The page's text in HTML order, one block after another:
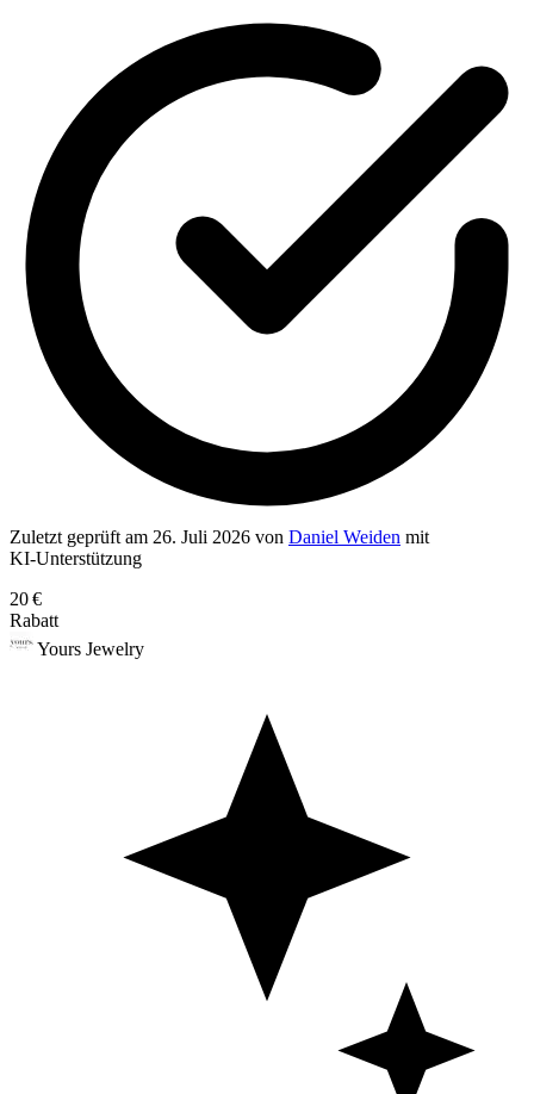
Zuletzt geprüft am 26. Juli 2026 von Daniel Weiden mit
KI‑Unterstützung
20 €
Rabatt
Yours Jewelry